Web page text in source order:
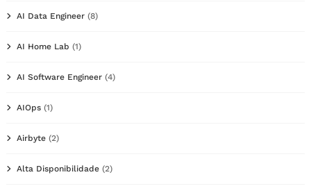
AI Data Engineer (8)
AI Home Lab (1)
AI Software Engineer (4)
AIOps (1)
Airbyte (2)
Alta Disponibilidade (2)